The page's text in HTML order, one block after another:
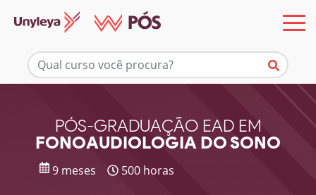
PÓS-GRADUAÇÃO EAD EM
FONOAUDIOLOGIA DO SONO
9 meses 500 horas
Mais informações